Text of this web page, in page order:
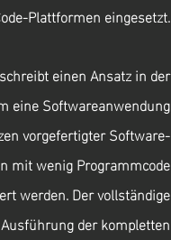
Plattformen eingesetzt.
einen Ansatz in der
eine Softwareanwendung
vorgefertigter Software-
mit wenig Programmcode
werden. Der vollständige
der kompletten